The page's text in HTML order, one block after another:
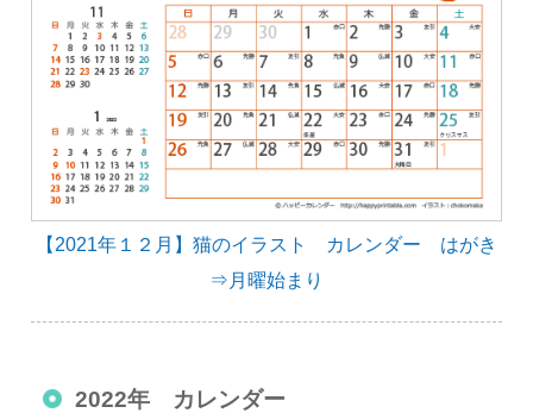
【2021年１２月】猫のイラスト カレンダー はがき
⇒月曜始まり
2022年 カレンダー